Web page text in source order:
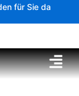
für Sie da